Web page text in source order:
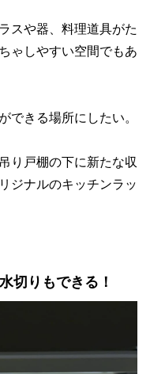
スや器、料理道具がた
ゃしやすい空間でもあ
できる場所にしたい。
り戸棚の下に新たな収
ジナルのキッチンラッ
切りもできる！